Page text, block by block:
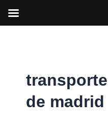
de madrid